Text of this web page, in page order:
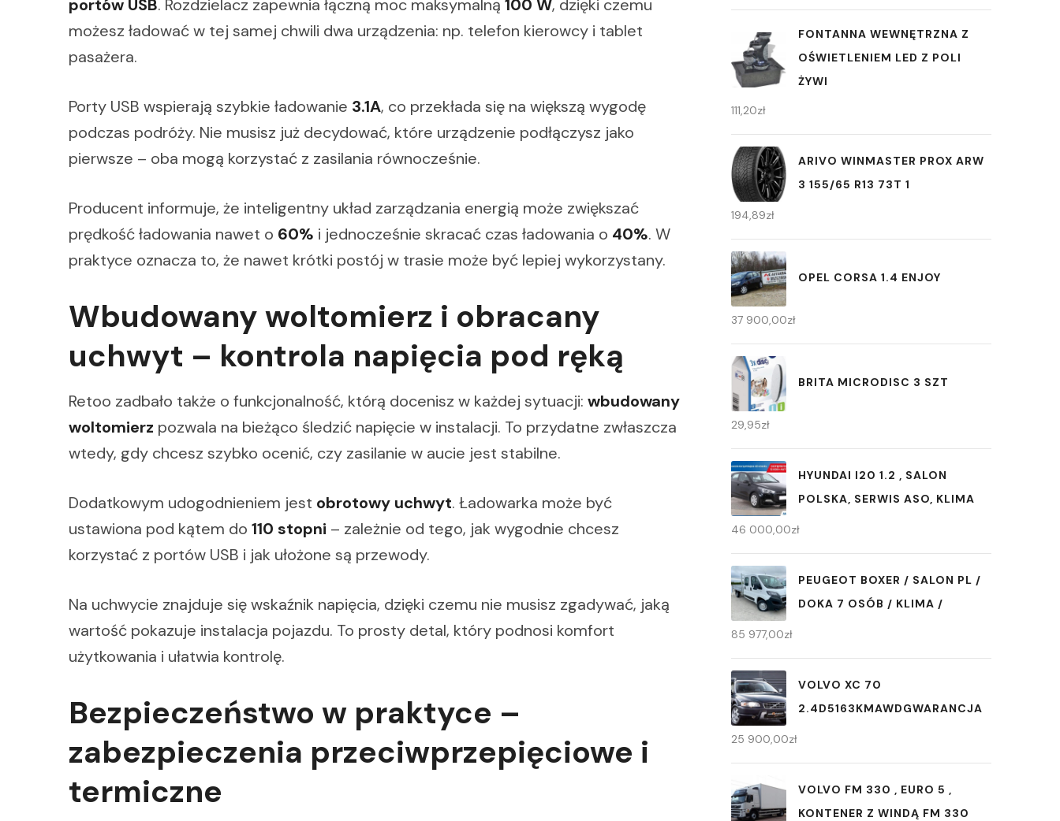
portów USB. Rozdzielacz zapewnia łączną moc maksymalną 100 W, dzięki czemu
możesz ładować w tej samej chwili dwa urządzenia: np. telefon kierowcy i tablet
pasażera.
Porty USB wspierają szybkie ładowanie 3.1A, co przekłada się na większą wygodę
podczas podróży. Nie musisz już decydować, które urządzenie podłączysz jako
pierwsze – oba mogą korzystać z zasilania równocześnie.
Producent informuje, że inteligentny układ zarządzania energią może zwiększać
prędkość ładowania nawet o 60% i jednocześnie skracać czas ładowania o 40%. W
praktyce oznacza to, że nawet krótki postój w trasie może być lepiej wykorzystany.
Wbudowany woltomierz i obracany
uchwyt – kontrola napięcia pod ręką
Retoo zadbało także o funkcjonalność, którą docenisz w każdej sytuacji: wbudowany
woltomierz pozwala na bieżąco śledzić napięcie w instalacji. To przydatne zwłaszcza
wtedy, gdy chcesz szybko ocenić, czy zasilanie w aucie jest stabilne.
Dodatkowym udogodnieniem jest obrotowy uchwyt. Ładowarka może być
ustawiona pod kątem do 110 stopni – zależnie od tego, jak wygodnie chcesz
korzystać z portów USB i jak ułożone są przewody.
Na uchwycie znajduje się wskaźnik napięcia, dzięki czemu nie musisz zgadywać, jaką
wartość pokazuje instalacja pojazdu. To prosty detal, który podnosi komfort
użytkowania i ułatwia kontrolę.
Bezpieczeństwo w praktyce –
zabezpieczenia przeciwprzepięciowe i
termiczne
FONTANNA WEWNĘTRZNA Z
OŚWIETLENIEM LED Z POLI
ŻYWI
111,20zł
ARIVO WINMASTER PROX ARW
3 155/65 R13 73T 1
194,89zł
OPEL CORSA 1.4 ENJOY
37 900,00zł
BRITA MICRODISC 3 SZT
29,95zł
HYUNDAI I20 1.2 , SALON
POLSKA, SERWIS ASO, KLIMA
46 000,00zł
PEUGEOT BOXER / SALON PL /
DOKA 7 OSÓB / KLIMA /
85 977,00zł
VOLVO XC 70
2.4D5163KMAWDGWARANCJA
25 900,00zł
VOLVO FM 330 , EURO 5 ,
KONTENER Z WINDĄ FM 330